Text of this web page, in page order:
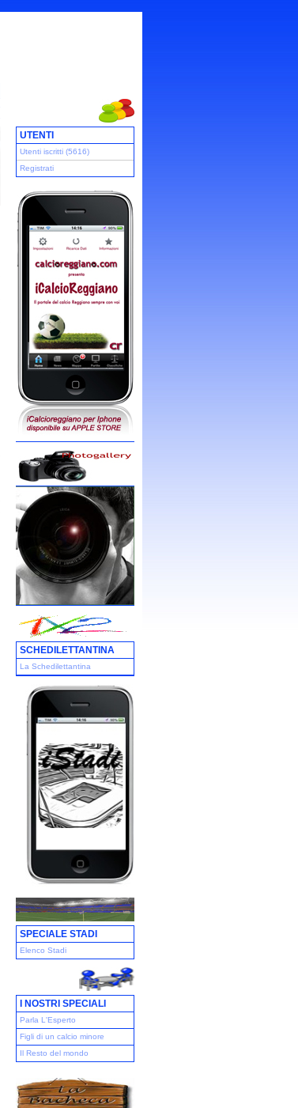
UTENTI
Utenti iscritti (5616)
Registrati
SCHEDILETTANTINA
La Schedilettantina
SPECIALE STADI
Elenco Stadi
I NOSTRI SPECIALI
Parla L'Esperto
Figli di un calcio minore
Il Resto del mondo